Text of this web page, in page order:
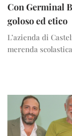
Con Germinal
goloso ed etico
L’azienda di
merenda